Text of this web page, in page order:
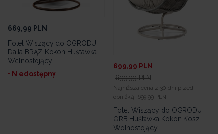
669,99 PLN
Fotel Wiszący do OGRODU
Dalia BRĄZ Kokon Huśtawka
Wolnostojący
• Niedostępny
699,99 PLN
699,99 PLN
Najniższa cena z 30 dni przed
obniżką: 699,99 PLN
Fotel Wiszący do OGRODU
ORB Huśtawka Kokon Kosz
Wolnostojący